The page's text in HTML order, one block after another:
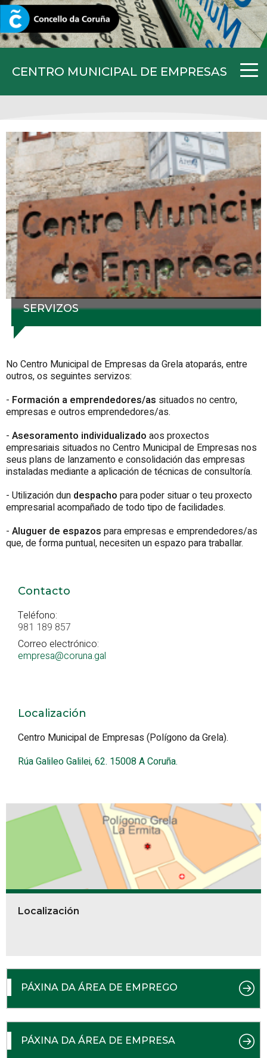
CENTRO MUNICIPAL DE EMPRESAS
CORUNA.GAL
SERVIZOS
No Centro Municipal de Empresas da Grela atoparás, entre
outros, os seguintes servizos:
- Formación a emprendedores/as situados no centro,
empresas e outros emprendedores/as.
- Asesoramento individualizado aos proxectos
empresariais situados no Centro Municipal de Empresas nos
seus plans de lanzamento e consolidación das empresas
instaladas mediante a aplicación de técnicas de consultoría.
- Utilización dun despacho para poder situar o teu proxecto
empresarial acompañado de todo tipo de facilidades.
- Aluguer de espazos para empresas e emprendedores/as
que, de forma puntual, necesiten un espazo para traballar.
Contacto
Teléfono:
981 189 857
Correo electrónico:
empresa@coruna.gal
Localización
Centro Municipal de Empresas (Polígono da Grela).
Rúa Galileo Galilei, 62. 15008 A Coruña.
Localización
PÁXINA DA ÁREA DE EMPREGO
PÁXINA DA ÁREA DE EMPRESA